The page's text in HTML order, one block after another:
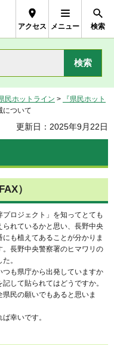
アクセス メニュー 検索
民ホットライン >
『県民ホット
について
更新日：2025年9月22日
）
ロジェクト」を知ってとても
れているかと思い、長野中央
も植えてあることが分かりま
長野中央警察署のヒマワリの
。
も県庁から出発していますか
して貼られてはどうですか。
民の願いでもあると思いま
幸いです。